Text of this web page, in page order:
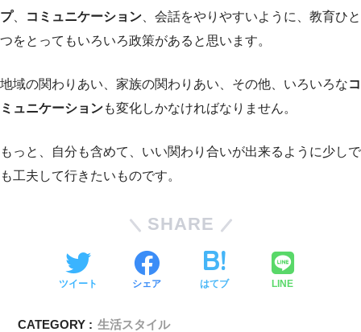
プ、 コミュニケーション 、会話をやりやすいように、教育ひと
つをとってもいろいろ政策があると思います。
地域の関わりあい、家族の関わりあい、その他、いろいろなコ
ミュニケーションも変化しかなければなりません。
もっと、自分も含めて、いい関わり合いが出来るように少しで
も工夫して行きたいものです。
SHARE
ツイート シェア はてブ LINE
CATEGORY : 生活スタイル